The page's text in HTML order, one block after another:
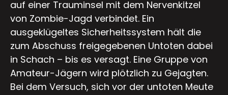
auf einer Trauminsel mit dem Nervenkitzel
von Zombie-Jagd verbindet. Ein
ausgeklügeltes Sicherheitssystem hält die
zum Abschuss freigegebenen Untoten dabei
in Schach – bis es versagt. Eine Gruppe von
Amateur-Jägern wird plötzlich zu Gejagten.
Bei dem Versuch, sich vor der untoten Meute